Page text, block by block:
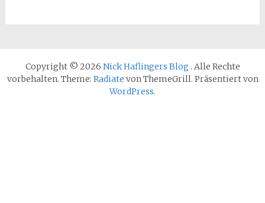
Copyright © 2026 Nick Haflingers Blog . Alle Rechte
vorbehalten. Theme: Radiate von ThemeGrill. Präsentiert von
WordPress.